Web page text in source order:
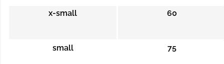
x-small
60
small 75